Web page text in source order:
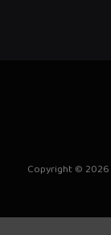
Copyright © 2026